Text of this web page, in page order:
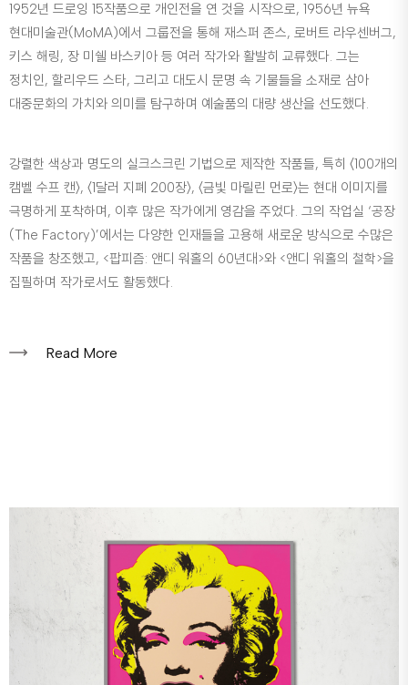
1952년 드로잉 15작품으로 개인전을 연 것을 시작으로, 1956년 뉴욕
현대미술관(MoMA)에서 그룹전을 통해 재스퍼 존스, 로버트 라우센버그,
키스 해링, 장 미쉘 바스키아 등 여러 작가와 활발히 교류했다. 그는
정치인, 할리우드 스타, 그리고 대도시 문명 속 기물들을 소재로 삼아
대중문화의 가치와 의미를 탐구하며 예술품의 대량 생산을 선도했다.
강렬한 색상과 명도의 실크스크린 기법으로 제작한 작품들, 특히 〈100개의
캠벨 수프 캔〉, 〈1달러 지폐 200장〉, 〈금빛 마릴린 먼로〉는 현대 이미지를
극명하게 포착하며, 이후 많은 작가에게 영감을 주었다. 그의 작업실 ‘공장
(The Factory)’에서는 다양한 인재들을 고용해 새로운 방식으로 수많은
작품을 창조했고, <팝피즘: 앤디 워홀의 60년대>와 <앤디 워홀의 철학>을
집필하며 작가로서도 활동했다.
Read More